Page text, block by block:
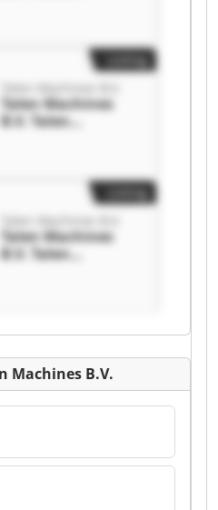
Talen Machines B.V.
Talen Machines
B.V. Talen
Talen Machines B.V.
Talen Machines
B.V. Talen
Machines B.V.